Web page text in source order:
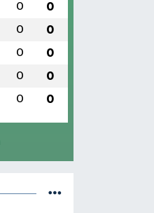
0 0
0 0
0 0
0 0
0 0